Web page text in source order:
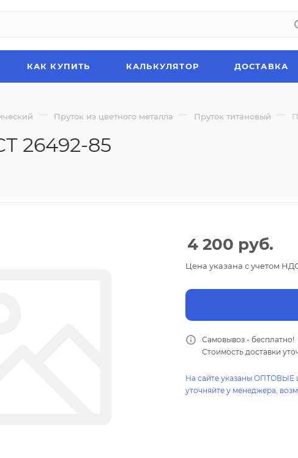
КАК КУПИТЬ КАЛЬКУЛЯТОР ДОСТАВКА
— Пруток из цветного металла — Пруток титановый —
26492-85
4 200 руб.
Цена указана с учетом
Самовывоз - бесплатно!
Стоимость доставки
На сайте указаны ОПТОВЫЕ
уточняйте у менеджера,